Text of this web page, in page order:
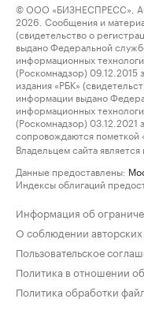
© ООО «БИЗНЕСПРЕСС»,
2026. Сообщения и
(свидетельство о
выдано Федеральной
информационных
(Роскомнадзор)
издания «РБК»
информации выдано
информационных
(Роскомнадзор)
сопровождаются пометкой
Владельцем сайта
Данные предоставлены:
Индексы облигаций
Информация об
О соблюдении авторских
Пользовательское
Политика в отношении
Политика обработки